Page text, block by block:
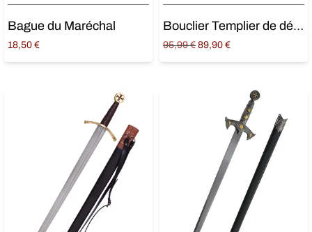
Bague du Maréchal
18,50 €
Choix des options
Bouclier Templier de décoration
95,99€ Original
89,90 €Current
Ajouter au panier